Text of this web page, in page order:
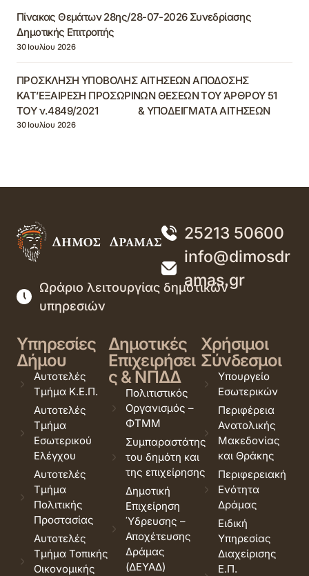
Πίνακας Θεμάτων 28ης/28-07-2026 Συνεδρίασης
Δημοτικής Επιτροπής
30 Ιουλίου 2026
ΠΡΟΣΚΛΗΣΗ ΥΠΟΒΟΛΗΣ ΑΙΤΗΣΕΩΝ ΑΠΟΔΟΣΗΣ
ΚΑΤ’ΕΞΑΙΡΕΣΗ ΠΡΟΣΩΡΙΝΩΝ ΘΕΣΕΩΝ ΤΟΥ ΆΡΘΡΟΥ 51
ΤΟΥ ν.4849/2021 & ΥΠΟΔΕΙΓΜΑΤΑ ΑΙΤΗΣΕΩΝ
30 Ιουλίου 2026
25213 50600
info@dimosdr
amas.gr
Ωράριο λειτουργίας δημοτικών
υπηρεσιών
Υπηρεσίες
Δήμου
Αυτοτελές
Τμήμα Κ.Ε.Π.
Αυτοτελές
Τμήμα
Εσωτερικού
Ελέγχου
Αυτοτελές
Τμήμα
Πολιτικής
Προστασίας
Αυτοτελές
Τμήμα Τοπικής
Οικονομικής
Δημοτικές
Επιχειρήσει
ς & ΝΠΔΔ
Πολιτιστικός
Οργανισμός –
ΦΤΜΜ
Συμπαραστάτης
του δημότη και
της επιχείρησης
Δημοτική
Επιχείρηση
Ύδρευσης –
Αποχέτευσης
Δράμας
(ΔΕΥΑΔ)
Χρήσιμοι
Σύνδεσμοι
Υπουργείο
Εσωτερικών
Περιφέρεια
Ανατολικής
Μακεδονίας
και Θράκης
Περιφερειακή
Ενότητα
Δράμας
Ειδική
Υπηρεσίας
Διαχείρισης
Ε.Π.